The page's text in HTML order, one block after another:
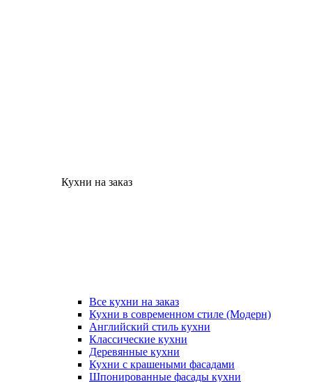
Кухни на заказ
Все кухни на заказ
Кухни в современном стиле (Модерн)
Английский стиль кухни
Классические кухни
Деревянные кухни
Кухни с крашеными фасадами
Шпонированные фасады кухни